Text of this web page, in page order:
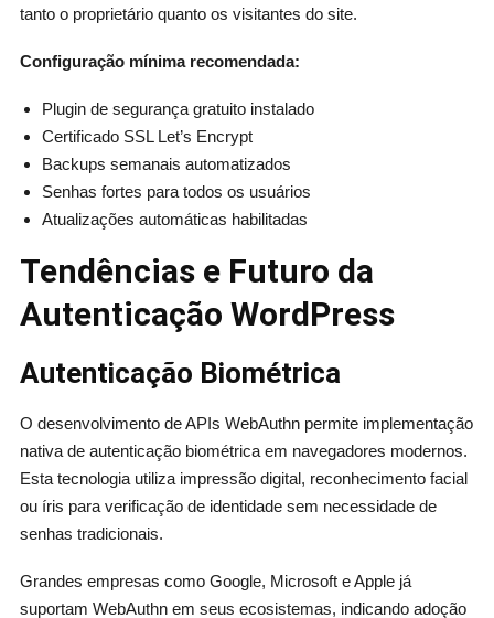
tanto o proprietário quanto os visitantes do site.
Configuração mínima recomendada:
Plugin de segurança gratuito instalado
Certificado SSL Let’s Encrypt
Backups semanais automatizados
Senhas fortes para todos os usuários
Atualizações automáticas habilitadas
Tendências e Futuro da
Autenticação WordPress
Autenticação Biométrica
O desenvolvimento de APIs WebAuthn permite implementação
nativa de autenticação biométrica em navegadores modernos.
Esta tecnologia utiliza impressão digital, reconhecimento facial
ou íris para verificação de identidade sem necessidade de
senhas tradicionais.
Grandes empresas como Google, Microsoft e Apple já
suportam WebAuthn em seus ecosistemas, indicando adoção